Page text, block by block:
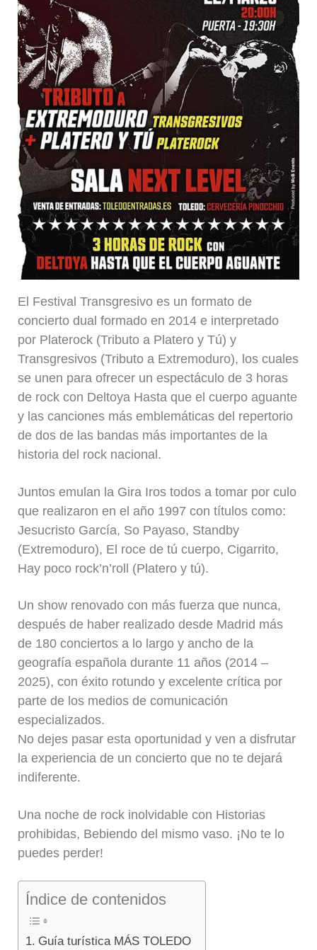
El Festival Transgresivo es un formato de
concierto dual formado en 2014 e interpretado
por Platerock (Tributo a Platero y Tú) y
Transgresivos (Tributo a Extremoduro), los cuales
se unen para ofrecer un espectáculo de 3 horas
de rock con Deltoya Hasta que el cuerpo aguante
y las canciones más emblemáticas del repertorio
de dos de las bandas más importantes de la
historia del rock nacional.
Juntos emulan la Gira Iros todos a tomar por culo
que realizaron en el año 1997 con títulos como:
Jesucristo García, So Payaso, Standby
(Extremoduro), El roce de tú cuerpo, Cigarrito,
Hay poco rock’n’roll (Platero y tú).
Un show renovado con más fuerza que nunca,
después de haber realizado desde Madrid más
de 180 conciertos a lo largo y ancho de la
geografía española durante 11 años (2014 –
2025), con éxito rotundo y excelente crítica por
parte de los medios de comunicación
especializados.
No dejes pasar esta oportunidad y ven a disfrutar
la experiencia de un concierto que no te dejará
indiferente.
Una noche de rock inolvidable con Historias
prohibidas, Bebiendo del mismo vaso. ¡No te lo
puedes perder!
Índice de contenidos
Guía turística MÁS TOLEDO